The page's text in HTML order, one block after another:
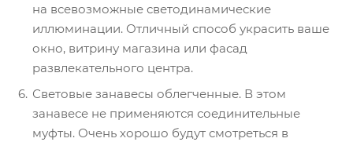
на всевозможные светодинамические
иллюминации. Отличный способ украсить ваше
окно, витрину магазина или фасад
развлекательного центра.
Световые занавесы облегченные. В этом
занавесе не применяются соединительные
муфты. Очень хорошо будут смотреться в